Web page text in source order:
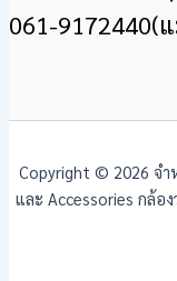
061-9172440(
Copyright © 2026 จำ
และ Accessories กล้อ